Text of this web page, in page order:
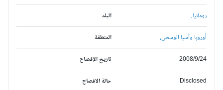
البلد رومانيا,
المنطقة أوروبا وآسيا الوسطى,
تاريخ الإفصاح 2008/9/24
حالة الافصاح Disclosed